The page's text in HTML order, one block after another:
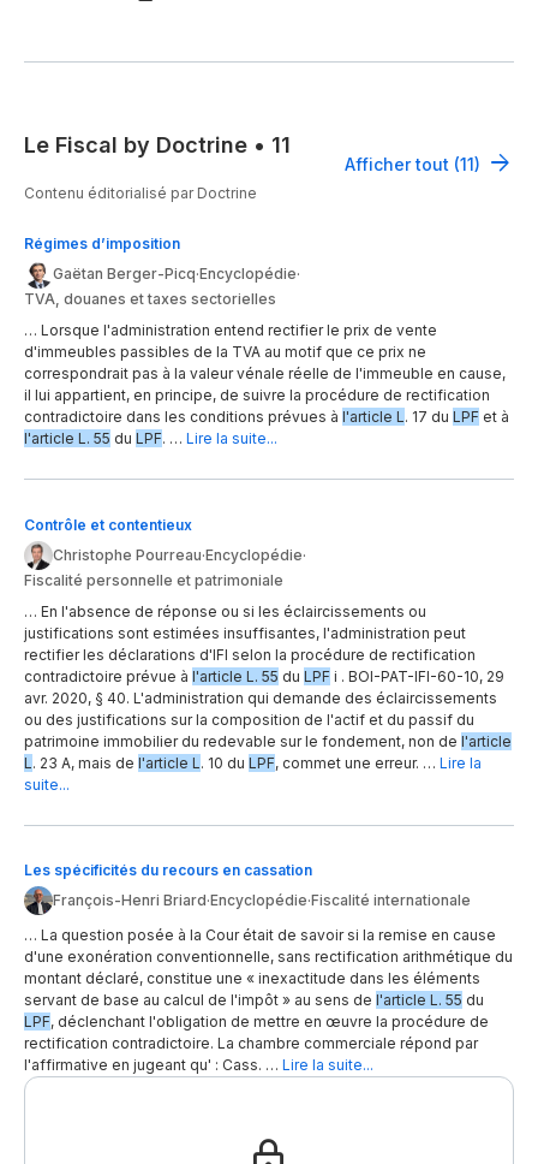
Le Fiscal by Doctrine • 11
Afficher tout (11)
Contenu éditorialisé par Doctrine
Régimes d’imposition
Gaëtan Berger-Picq·Encyclopédie·
TVA, douanes et taxes sectorielles
… Lorsque l'administration entend rectifier le prix de vente
d'immeubles passibles de la TVA au motif que ce prix ne
correspondrait pas à la valeur vénale réelle de l'immeuble en cause,
il lui appartient, en principe, de suivre la procédure de rectification
contradictoire dans les conditions prévues à l'article L. 17 du LPF et à
l'article L. 55 du LPF. … Lire la suite...
Contrôle et contentieux
Christophe Pourreau·Encyclopédie·
Fiscalité personnelle et patrimoniale
… En l'absence de réponse ou si les éclaircissements ou
justifications sont estimées insuffisantes, l'administration peut
rectifier les déclarations d'IFI selon la procédure de rectification
contradictoire prévue à l'article L. 55 du LPF i . BOI-PAT-IFI-60-10, 29
avr. 2020, § 40. L'administration qui demande des éclaircissements
ou des justifications sur la composition de l'actif et du passif du
patrimoine immobilier du redevable sur le fondement, non de l'article
L . 23 A, mais de l'article L . 10 du LPF, commet une erreur. … Lire la
suite...
Les spécificités du recours en cassation
François-Henri Briard·Encyclopédie·Fiscalité internationale
… La question posée à la Cour était de savoir si la remise en cause
d'une exonération conventionnelle, sans rectification arithmétique du
montant déclaré, constitue une « inexactitude dans les éléments
servant de base au calcul de l'impôt » au sens de l'article L. 55 du
LPF, déclenchant l'obligation de mettre en œuvre la procédure de
rectification contradictoire. La chambre commerciale répond par
l'affirmative en jugeant qu' : Cass. … Lire la suite...